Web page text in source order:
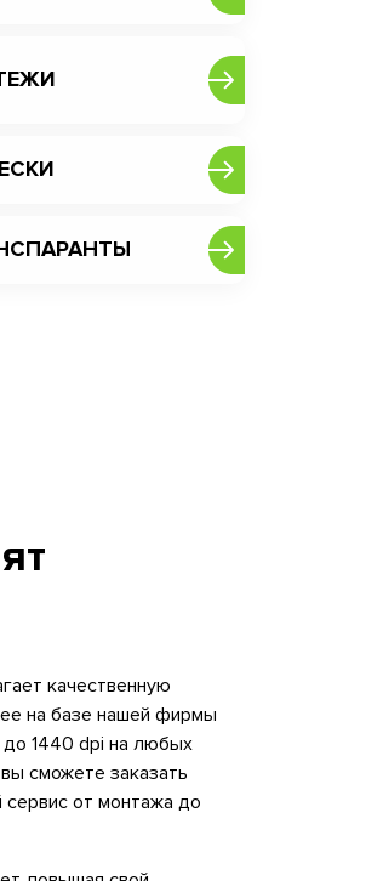
качественную
на базе нашей фирмы
до 1440 dpi на любых
сможете заказать
от монтажа до